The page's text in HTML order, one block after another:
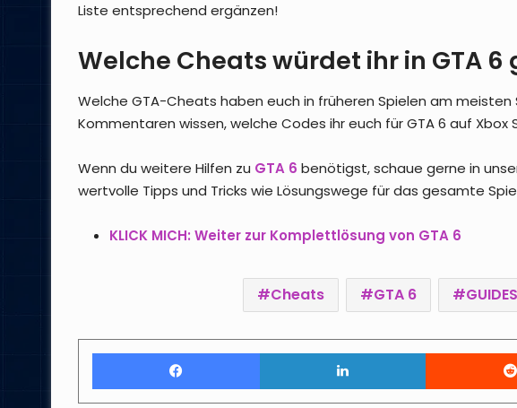
Liste entsprechend ergänzen!
Welche Cheats würdet ihr in GTA 6
Welche GTA-Cheats haben euch in früheren Spielen am
Kommentaren wissen, welche Codes ihr euch für GTA 6 auf Xbox
Wenn du weitere Hilfen zu GTA 6 benötigst, schaue gerne in
wertvolle Tipps und Tricks wie Lösungswege für das gesamte
KLICK MICH: Weiter zur Komplettlösung von GTA 6
Cheats GTA 6 GUIDES
Facebook LinkedIn